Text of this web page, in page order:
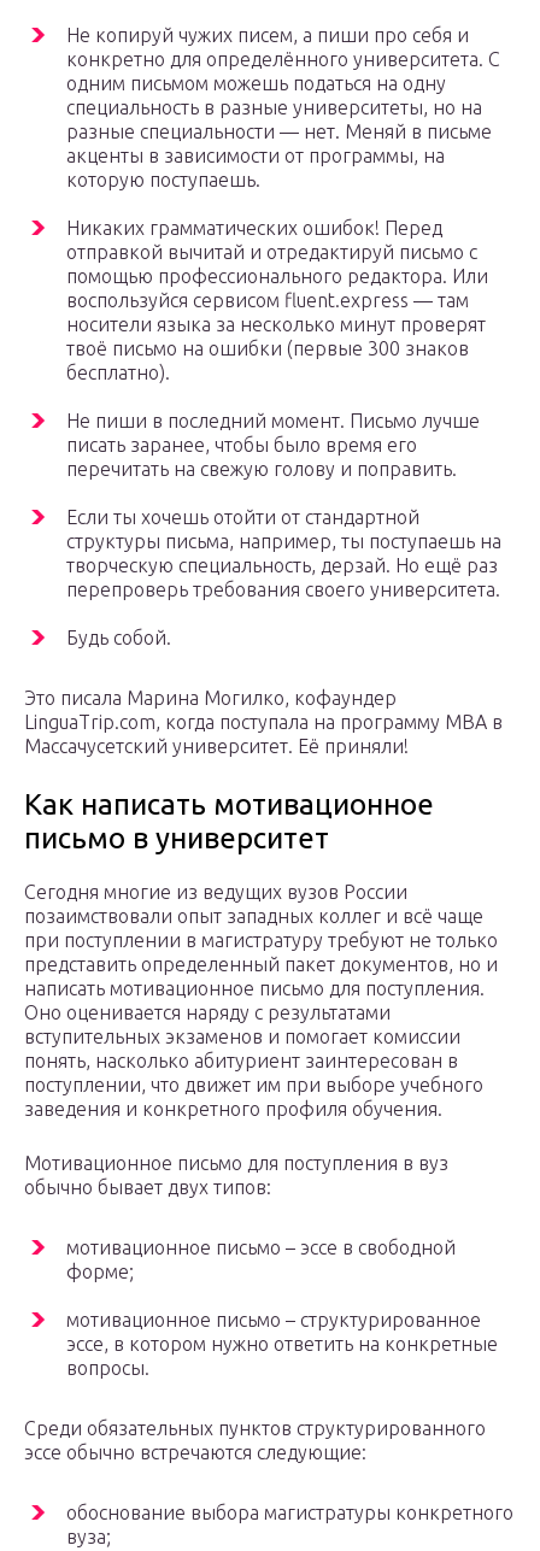
Не копируй чужих писем, а пиши про себя и
конкретно для определённого университета. С
одним письмом можешь податься на одну
специальность в разные университеты, но на
разные специальности — нет. Меняй в письме
акценты в зависимости от программы, на
которую поступаешь.
Никаких грамматических ошибок! Перед
отправкой вычитай и отредактируй письмо с
помощью профессионального редактора. Или
воспользуйся сервисом fluent.express — там
носители языка за несколько минут проверят
твоё письмо на ошибки (первые 300 знаков
бесплатно).
Не пиши в последний момент. Письмо лучше
писать заранее, чтобы было время его
перечитать на свежую голову и поправить.
Если ты хочешь отойти от стандартной
структуры письма, например, ты поступаешь на
творческую специальность, дерзай. Но ещё раз
перепроверь требования своего университета.
Будь собой.
Это писала Марина Могилко, кофаундер
LinguaTrip.com, когда поступала на программу MBA в
Массачусетский университет. Её приняли!
Как написать мотивационное
письмо в университет
Сегодня многие из ведущих вузов России
позаимствовали опыт западных коллег и всё чаще
при поступлении в магистратуру требуют не только
представить определенный пакет документов, но и
написать мотивационное письмо для поступления.
Оно оценивается наряду с результатами
вступительных экзаменов и помогает комиссии
понять, насколько абитуриент заинтересован в
поступлении, что движет им при выборе учебного
заведения и конкретного профиля обучения.
Мотивационное письмо для поступления в вуз
обычно бывает двух типов:
мотивационное письмо – эссе в свободной
форме;
мотивационное письмо – структурированное
эссе, в котором нужно ответить на конкретные
вопросы.
Среди обязательных пунктов структурированного
эссе обычно встречаются следующие:
обоснование выбора магистратуры конкретного
вуза;